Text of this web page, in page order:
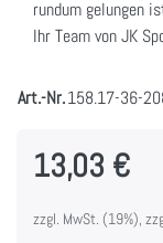
rundum gelungen
Ihr Team von JK
Art.-Nr.158.17-36-
13,03 €
zzgl. MwSt. (19%),